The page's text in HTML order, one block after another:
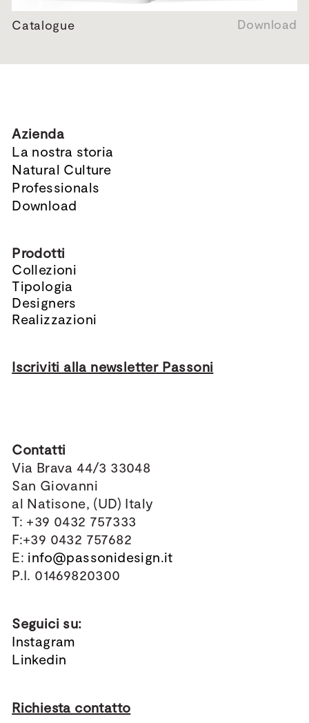
Catalogue Download
Azienda
La nostra storia
Natural Culture
Professionals
Download
Prodotti
Collezioni
Tipologia
Designers
Realizzazioni
Iscriviti alla newsletter Passoni
Contatti
Via Brava 44/3 33048
San Giovanni
al Natisone, (UD) Italy
T: +39 0432 757333
F:+39 0432 757682
E: info@passonidesign.it
P.I. 01469820300
Seguici su:
Instagram
Linkedin
Richiesta contatto